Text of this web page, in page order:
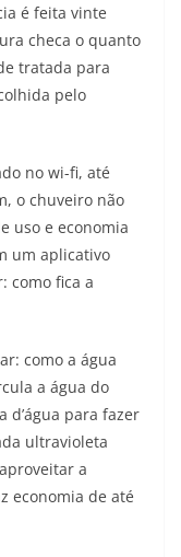
é feita vinte
checa o quanto
tratada para
pelo
no wi-fi, até
o chuveiro não
uso e economia
um aplicativo
como fica a
como a água
a água do
d’água para fazer
ultravioleta
a
economia de até